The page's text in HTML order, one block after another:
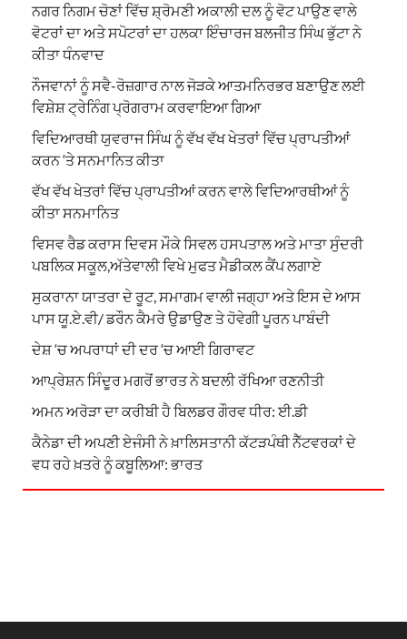
ਨਗਰ ਨਿਗਮ ਚੋਣਾਂ ਵਿੱਚ ਸ਼੍ਰੋਮਣੀ ਅਕਾਲੀ ਦਲ ਨੂੰ ਵੋਟ ਪਾਉਣ ਵਾਲੇ
ਵੋਟਰਾਂ ਦਾ ਅਤੇ ਸਪੋਟਰਾਂ ਦਾ ਹਲਕਾ ਇੰਚਾਰਜ ਬਲਜੀਤ ਸਿੰਘ ਭੁੱਟਾ ਨੇ
ਕੀਤਾ ਧੰਨਵਾਦ
ਨੌਜਵਾਨਾਂ ਨੂੰ ਸਵੈ-ਰੋਜ਼ਗਾਰ ਨਾਲ ਜੋੜਕੇ ਆਤਮਨਿਰਭਰ ਬਣਾਉਣ ਲਈ
ਵਿਸ਼ੇਸ਼ ਟ੍ਰੇਨਿੰਗ ਪ੍ਰੋਗਰਾਮ ਕਰਵਾਇਆ ਗਿਆ
ਵਿਦਿਆਰਥੀ ਯੁਵਰਾਜ ਸਿੰਘ ਨੂੰ ਵੱਖ ਵੱਖ ਖੇਤਰਾਂ ਵਿੱਚ ਪ੍ਰਾਪਤੀਆਂ
ਕਰਨ ‘ਤੇ ਸਨਮਾਨਿਤ ਕੀਤਾ
ਵੱਖ ਵੱਖ ਖੇਤਰਾਂ ਵਿੱਚ ਪ੍ਰਾਪਤੀਆਂ ਕਰਨ ਵਾਲੇ ਵਿਦਿਆਰਥੀਆਂ ਨੂੰ
ਕੀਤਾ ਸਨਮਾਨਿਤ
ਵਿਸਵ ਰੈਡ ਕਰਾਸ ਦਿਵਸ ਮੌਕੇ ਸਿਵਲ ਹਸਪਤਾਲ ਅਤੇ ਮਾਤਾ ਸੁੰਦਰੀ
ਪਬਲਿਕ ਸਕੂਲ,ਅੱਤੇਵਾਲੀ ਵਿਖੇ ਮੁਫਤ ਮੈਡੀਕਲ ਕੈਂਪ ਲਗਾਏ
ਸੁਕਰਾਨਾ ਯਾਤਰਾ ਦੇ ਰੂਟ, ਸਮਾਗਮ ਵਾਲੀ ਜਗ੍ਹਾ ਅਤੇ ਇਸ ਦੇ ਆਸ
ਪਾਸ ਯੂ.ਏ.ਵੀ/ ਡਰੌਨ ਕੈਮਰੇ ਉਡਾਉਣ ਤੇ ਹੋਵੇਗੀ ਪੂਰਨ ਪਾਬੰਦੀ
ਦੇਸ਼ ‘ਚ ਅਪਰਾਧਾਂ ਦੀ ਦਰ ‘ਚ ਆਈ ਗਿਰਾਵਟ
ਆਪ੍ਰੇਸ਼ਨ ਸਿੰਦੂਰ ਮਗਰੋਂ ਭਾਰਤ ਨੇ ਬਦਲੀ ਰੱਖਿਆ ਰਣਨੀਤੀ
ਅਮਨ ਅਰੋੜਾ ਦਾ ਕਰੀਬੀ ਹੈ ਬਿਲਡਰ ਗੌਰਵ ਧੀਰ: ਈ.ਡੀ
ਕੈਨੇਡਾ ਦੀ ਅਪਣੀ ਏਜੰਸੀ ਨੇ ਖ਼ਾਲਿਸਤਾਨੀ ਕੱਟੜਪੰਥੀ ਨੈੱਟਵਰਕਾਂ ਦੇ
ਵਧ ਰਹੇ ਖ਼ਤਰੇ ਨੂੰ ਕਬੂਲਿਆ: ਭਾਰਤ